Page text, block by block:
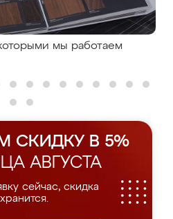
мы работаем
СКИДКУ В 5%
АВГУСТА
сейчас, скидка